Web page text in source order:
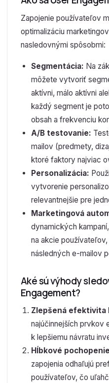
Zapojenie používateľov
optimalizáciu
nasledovnými spôsobmi:
Segmentácia: Na
môžete vytvoriť
aktívni, málo aktívni
každý segment je
obsah a frekvenciu
A/B testovanie:
mailov (predmety,
ktoré faktory najviac
Personalizácia:
vytvorenie
relevantnejšie pre
Marketingová
dynamických
na akcie
následných e-mailov
Aké sú výhody
Engagement?
Zlepšená efektivita
najúčinnejších prvkov
k lepšiemu návratu
Hĺbkové
zapojenia odhaľujú
používateľov, čo